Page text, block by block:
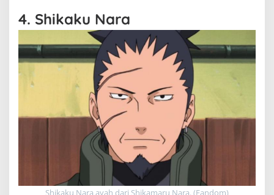
4. Shikaku Nara
Shikaku Nara ayah dari Shikamaru Nara. (Fandom)